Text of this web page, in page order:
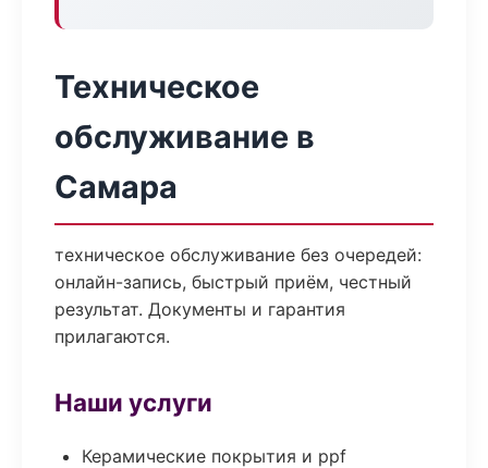
Техническое
обслуживание в
Самара
техническое обслуживание без очередей:
онлайн-запись, быстрый приём, честный
результат. Документы и гарантия
прилагаются.
Наши услуги
Керамические покрытия и ppf